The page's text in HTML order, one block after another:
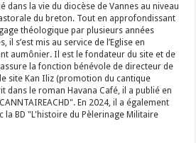
dans la vie du diocèse de Vannes au niveau
du breton. Tout en approfondissant
théologique par plusieurs années
il s’est mis au service de l’Eglise en
aumônier. Il est le fondateur du site et de
la fonction bénévole de directeur de
site Kan Iliz (promotion du cantique
dans le roman Havana Café, il a publié en
En 2024, il a également
la BD "L'histoire du Pèlerinage Militaire